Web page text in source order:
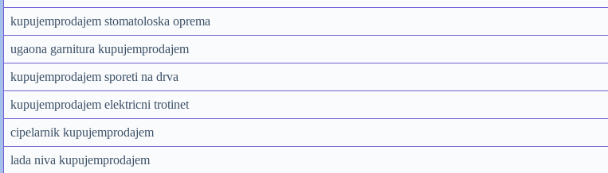
kupujemprodajem stomatoloska oprema
ugaona garnitura kupujemprodajem
kupujemprodajem sporeti na drva
kupujemprodajem elektricni trotinet
cipelarnik kupujemprodajem
lada niva kupujemprodajem